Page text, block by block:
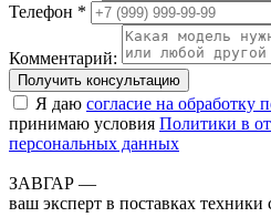
Телефон *
Комментарий:
Получить консультацию
Я даю согласие на обработку
принимаю условия Политики в
персональных данных
ЗАВГАР —
ваш эксперт в поставках